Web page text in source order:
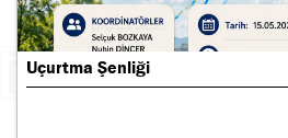
Uçurtma Şenliği